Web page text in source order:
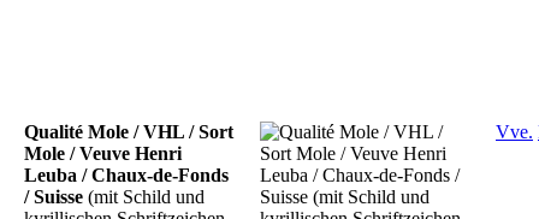
Qualité Mole / VHL / Sort
Mole / Veuve Henri
Leuba / Chaux-de-Fonds
/ Suisse (mit Schild und
Vve.